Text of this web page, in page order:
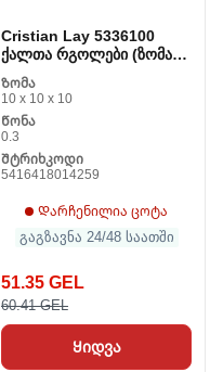
Cristian Lay 5336100
ქალთა რგოლები (ზომა
10)
Ზომა
10 x 10 x 10
Წონა
0.3
Შტრიხკოდი
5416418014259
Დარჩენილია ცოტა
გაგზავნა 24/48 საათში
51.35 GEL
60.41 GEL
Ყიდვა